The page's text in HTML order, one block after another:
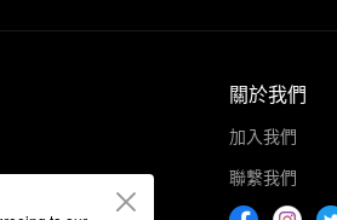
關於我們
加入我們
聯繫我們